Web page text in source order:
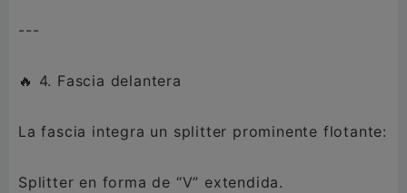
---
🔥 4. Fascia delantera
La fascia integra un splitter prominente flotante:
Splitter en forma de “V” extendida.